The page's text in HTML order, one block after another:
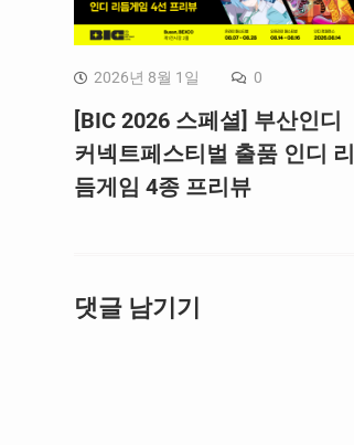
2026년 8월 1일 0
[BIC 2026 스페셜] 부산인디
커넥트페스티벌 출품 인디 리
듬게임 4종 프리뷰
댓글 남기기